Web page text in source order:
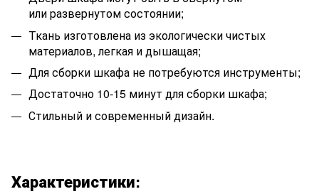
или развернутом состоянии;
Ткань изготовлена из экологически чистых
материалов, легкая и дышащая;
Для сборки шкафа не потребуются инструменты;
Достаточно 10-15 минут для сборки шкафа;
Стильный и современный дизайн.
Характеристики: